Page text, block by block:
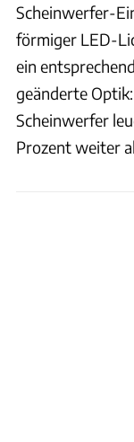
Scheinwerfer-
förmiger LED-
ein
geänderte
Scheinwerfer
Prozent weiter